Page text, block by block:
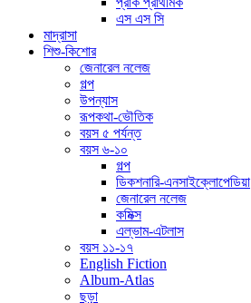
এস এস সি
মাদ্রাসা
শিশু-কিশোর
জেনারেল নলেজ
গল্প
উপন্যাস
রূপকথা-ভৌতিক
বয়স ৫ পর্যন্ত
বয়স ৬-১০
গল্প
ডিকশনারি-এনসাইক্লোপেডিয়া
জেনারেল নলেজ
কমিক্স
এল্ভাম-এটলাস
বয়স ১১-১৭
English Fiction
Album-Atlas
ছড়া